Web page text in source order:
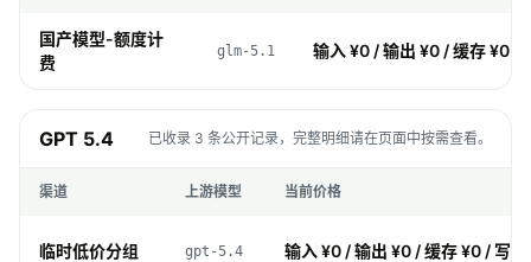
国产模型-额度计
费
glm-5.1 输入 ¥0 / 输出 ¥0 / 缓存 ¥0 /
GPT 5.4 已收录 3 条公开记录，完整明细请在页面中按需查看。
渠道 上游模型 当前价格
临时低价分组 gpt-5.4 输入 ¥0 / 输出 ¥0 / 缓存 ¥0 / 写